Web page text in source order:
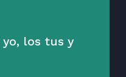
yo, los tus y